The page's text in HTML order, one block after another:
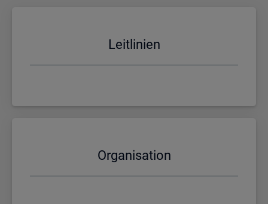
Leit­li­ni­en
Or­ga­ni­sa­ti­on